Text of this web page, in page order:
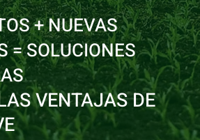
+ NUEVAS
= SOLUCIONES
VENTAJAS DE